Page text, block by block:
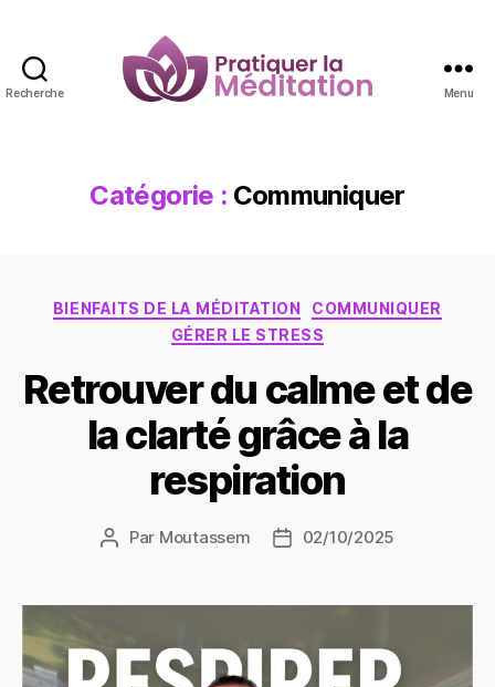
Recherche Menu
Catégorie : Communiquer
Catégories
BIENFAITS DE LA MÉDITATION
COMMUNIQUER
GÉRER LE STRESS
Retrouver du calme et de
la clarté grâce à la
respiration
Auteur
Par Moutassem
Date02/10/2025